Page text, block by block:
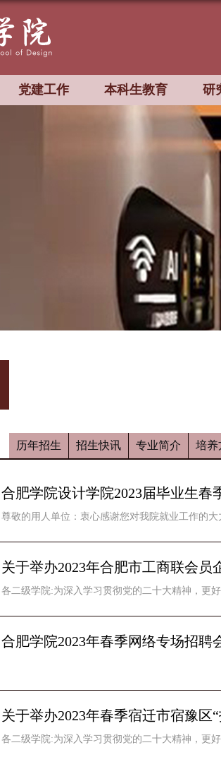
党建工作 本科生教育 研
历年招生 招生快讯 专业简介 培养
合肥学院设计学院2023届毕业生春
尊敬的用人单位：衷心感谢您对我院就业工作的
关于举办2023年合肥市工商联会
各二级学院:为深入学习贯彻党的二十大精神，更
合肥学院2023年春季网络专场招聘
关于举办2023年春季宿迁市宿豫区
各二级学院:为深入学习贯彻党的二十大精神，更